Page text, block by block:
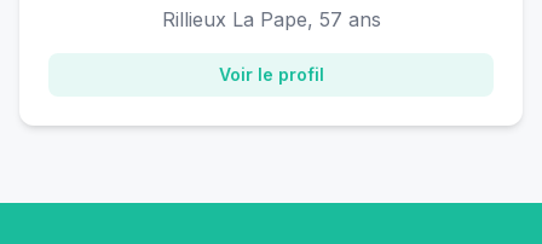
Rillieux La Pape, 57 ans
Voir le profil